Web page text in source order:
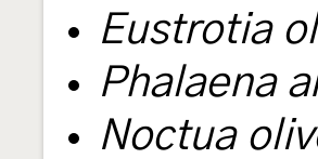
Eustrotia
Phalaena
Noctua